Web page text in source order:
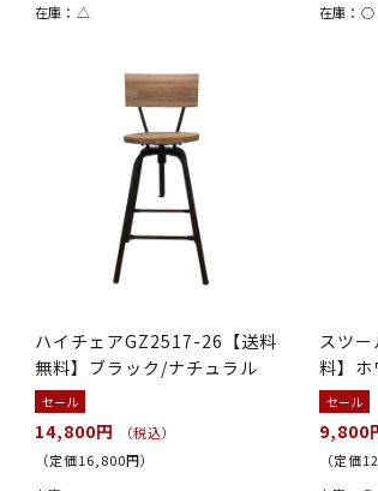
在庫： △
在庫：○
ハイチェアGZ2517-26【送料
無料】ブラック/ナチュラル
セール
14,800円
（税込）
（定価16,800円）
スツ
料】ホ
セール
9,800
（定価